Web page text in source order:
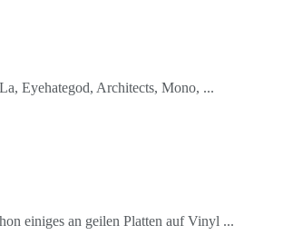
Eyehategod, Architects, Mono, ...
einiges an geilen Platten auf Vinyl ...